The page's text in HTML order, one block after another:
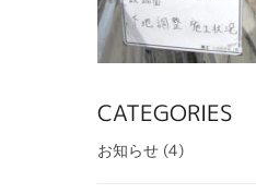
CATEGORIES
お知らせ (4)